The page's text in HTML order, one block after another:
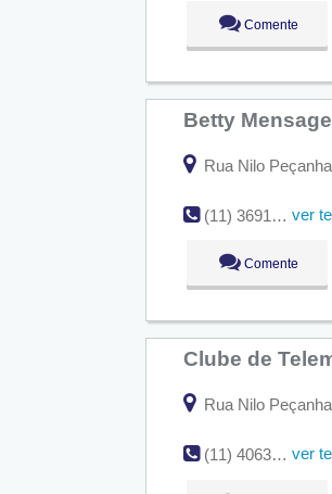
Comente
Betty
Rua Nilo
(11) 3691-4911 / 4063-1155 ver
Comente
Clube de
Rua Nilo
(11) 4063-1155 ver